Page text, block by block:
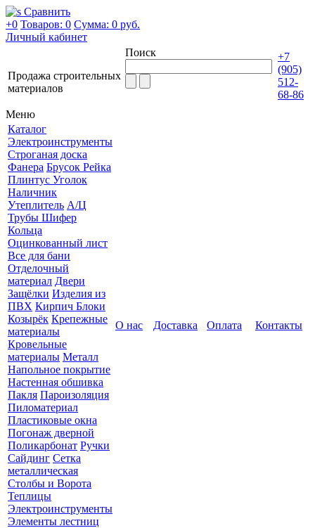
Сравнить
+0 Товаров: 0 Сумма: 0 руб.
Личный кабинет
Продажа строительных
материалов
Поиск
+7
(905)
512-
68-86
Меню
Каталог
Электроинструменты
Строганая доска
Фанера Брусок Рейка
Плинтус Уголок
Наличник
Утеплитель А/Ц
Трубы Шифер
Кольца
Оцинкованный лист
Все для бани
Отделочный
материал Двери
Защёлки Изделия из
ПВХ Кирпич Блоки
Козырёк Крепежные
материалы
Кровельные
материалы Металл
Напольное покрытие
Настенная обшивка
Пакля Пароизоляция
Пиломатериал
Пластиковые окна
Погонаж дверной
Поликарбонат Ручки
Сайдинг Сетка
металлическая
Столбы и Ворота
Теплицы
Электроинструменты
Элементы лестниц
О нас Доставка Оплата Контакты